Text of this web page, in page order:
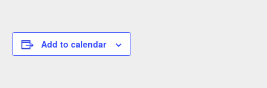
Add to calendar